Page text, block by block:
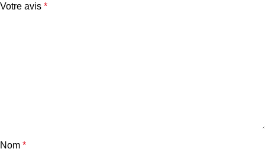
Votre avis *
Nom *